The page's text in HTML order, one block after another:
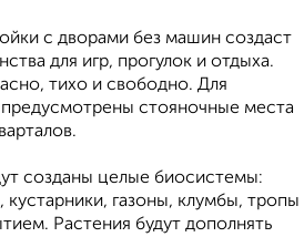
с дворами без машин создаст
для игр, прогулок и отдыха.
тихо и свободно. Для
стояночные места
созданы целые биосистемы:
газоны, клумбы, тропы
Растения будут дополнять